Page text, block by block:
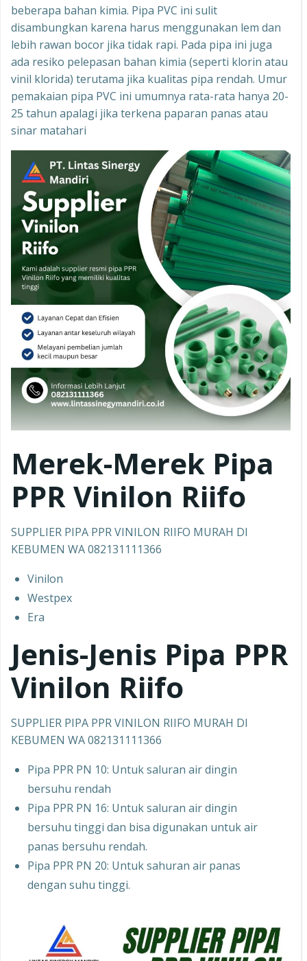
beberapa bahan kimia. Pipa PVC ini sulit
disambungkan karena harus menggunakan lem dan
lebih rawan bocor jika tidak rapi. Pada pipa ini juga
ada resiko pelepasan bahan kimia (seperti klorin atau
vinil klorida) terutama jika kualitas pipa rendah. Umur
pemakaian pipa PVC ini umumnya rata-rata hanya 20-
25 tahun apalagi jika terkena paparan panas atau
sinar matahari
Merek-Merek Pipa
PPRVinilon Riifo
SUPPLIER PIPA PPR VINILON RIIFO MURAH DI
KEBUMEN WA 082131111366
Vinilon
Westpex
Era
Jenis-Jenis Pipa PPR
Vinilon Riifo
SUPPLIER PIPA PPR VINILON RIIFO MURAH DI
KEBUMEN WA 082131111366
Pipa PPR PN 10: Untuk saluran air dingin
bersuhu rendah
Pipa PPR PN 16: Untuk saluran air dingin
bersuhu tinggi dan bisa digunakan untuk air
panas bersuhu rendah.
Pipa PPR PN 20: Untuk sahuran air panas
dengan suhu tinggi.